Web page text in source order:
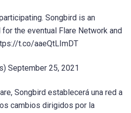
Songbird is an
the eventual Flare Network and
t.co/aaeQtLImDT
September 25, 2021
Songbird establecerá una red a
cambios dirigidos por la